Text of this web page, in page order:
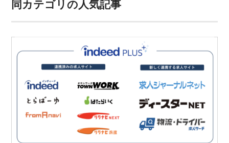
同カテゴリの人気記事